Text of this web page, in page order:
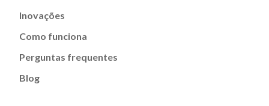
Inovações
Como funciona
Perguntas frequentes
Blog